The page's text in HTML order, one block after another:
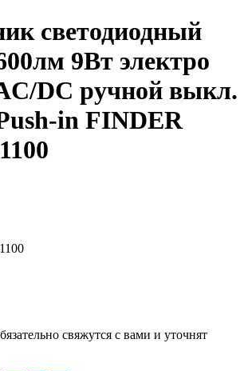
светодиодный
9Вт электро
DC ручной выкл.
in FINDER
свяжутся с вами и уточнят